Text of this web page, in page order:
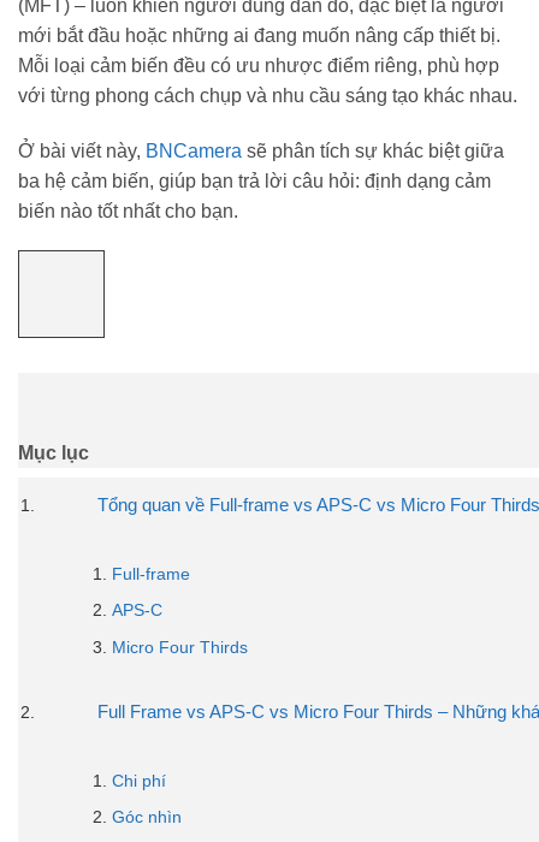
(MFT) – luôn khiến người dùng đắn đo, đặc biệt là người
mới bắt đầu hoặc những ai đang muốn nâng cấp thiết bị.
Mỗi loại cảm biến đều có ưu nhược điểm riêng, phù hợp
với từng phong cách chụp và nhu cầu sáng tạo khác nhau.
Ở bài viết này, BNCamera sẽ phân tích sự khác biệt giữa
ba hệ cảm biến, giúp bạn trả lời câu hỏi: định dạng cảm
biến nào tốt nhất cho bạn.
Mục lục
Tổng quan về Full-frame vs APS-C vs Micro Four
Full-frame
APS-C
Micro Four Thirds
Full Frame vs APS-C vs Micro Four Thirds – Những
Chi phí
Góc nhìn